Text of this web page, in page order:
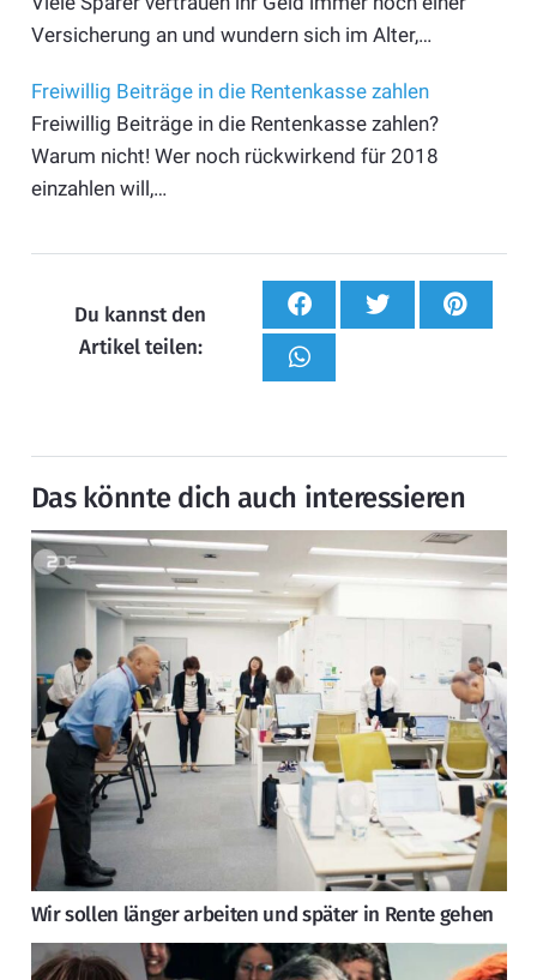
Versicherung an und wundern sich im Alter,…
Freiwillig Beiträge in die Rentenkasse zahlen
Freiwillig Beiträge in die Rentenkasse zahlen?
Warum nicht! Wer noch rückwirkend für 2018
einzahlen will,…
Du kannst den
Artikel teilen:
Das könnte dich auch interessieren
Wir sollen länger arbeiten und später in Rente gehen